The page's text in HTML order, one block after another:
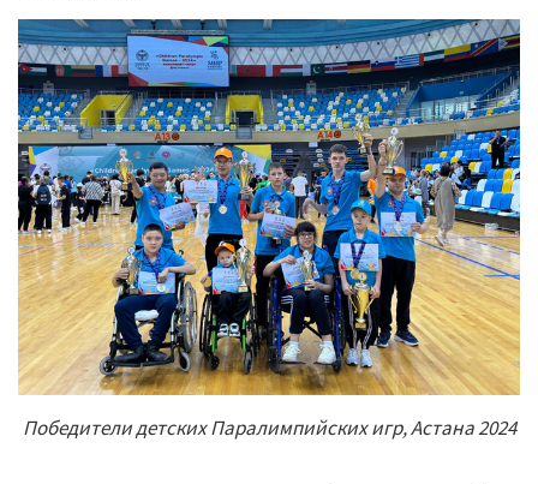
Победители детских Паралимпийских игр, Астана 2024